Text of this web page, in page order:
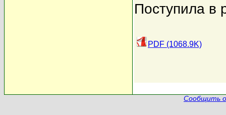
Поступила в
PDF (1068.9K)
Сообщить о